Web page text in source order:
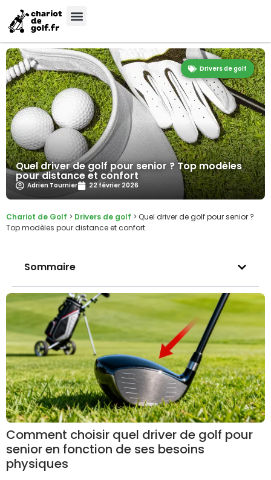
Drivers de golf
Quel driver de golf pour senior ? Top modèles
pour distance et confort
Adrien Tournier 22 février 2026
Chariot de Golf > Drivers de golf > Quel driver de golf pour senior ?
Top modèles pour distance et confort
Sommaire
Comment choisir quel driver de golf pour
senior en fonction de ses besoins
physiques